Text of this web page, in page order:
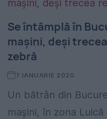
Se întâmplă în
mașini, deși
zebră
7 IANUARIE 2020
Un bătrân din
mașini, în zona